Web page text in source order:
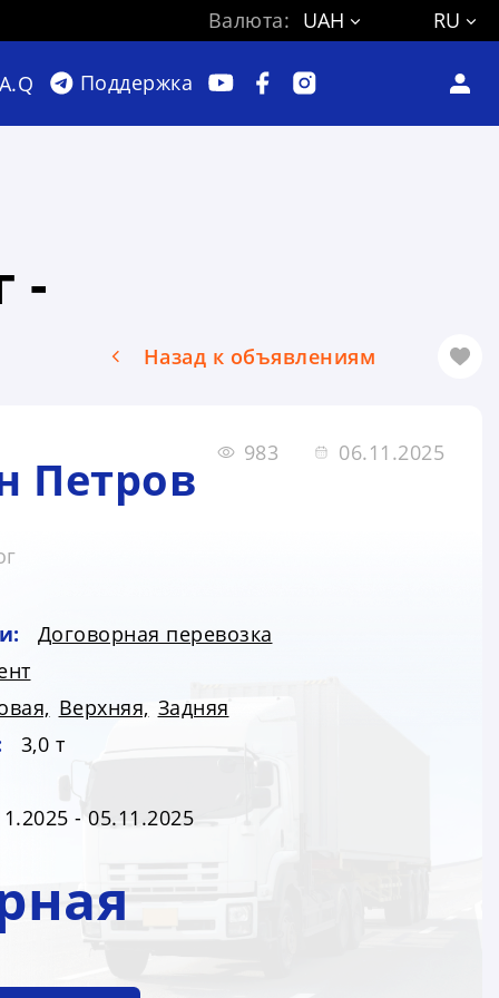
Валюта: UAH RU
Поддержка
-
Назад к объявлениям
Петров 983 06.11.2025
Договорная перевозка
Верхняя, Задняя
3,0 т
- 05.11.2025